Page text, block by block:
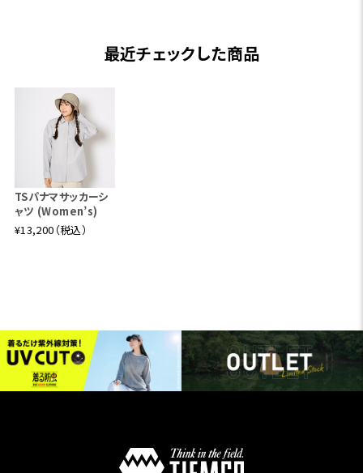
最近チェックした商品
TSパナマサッカーシ
ャツ (Women’s)
¥13,200（税込）